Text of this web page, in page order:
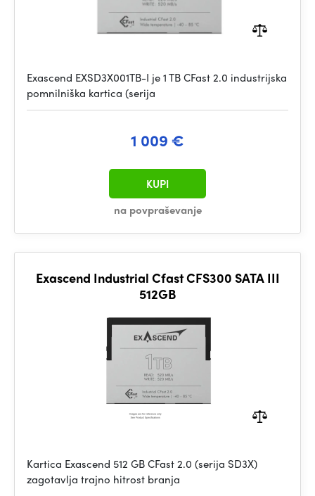
Exascend EXSD3X001TB-I je 1 TB CFast 2.0 industrijska
pomnilniška kartica (serija
1 009 €
na povpraševanje
KUPI
Exascend Industrial Cfast CFS300 SATA III
512GB
Kartica Exascend 512 GB CFast 2.0 (serija SD3X)
zagotavlja trajno hitrost branja